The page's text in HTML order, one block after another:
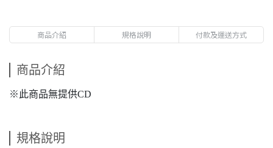
商品介紹 規格說明 付款及運送方式
商品介紹
※此商品無提供CD
規格說明